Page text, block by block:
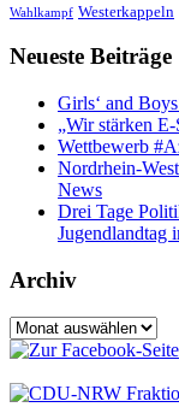
Wahlkampf Westerkappeln
Neueste Beiträge
Girls‘ and
„Wir stärken
Wettbewerb
Nordrhein-
News
Drei Tage
Jugendlandtag
Archiv
Archiv